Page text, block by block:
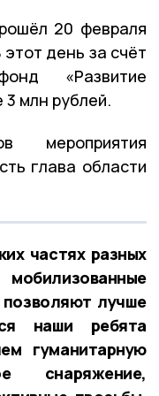
20 февраля
день за счёт
«Развитие
млн рублей.
мероприятия
глава области
частях разных
позволяют лучше
наши ребята
гуманитарную
снаряжение,